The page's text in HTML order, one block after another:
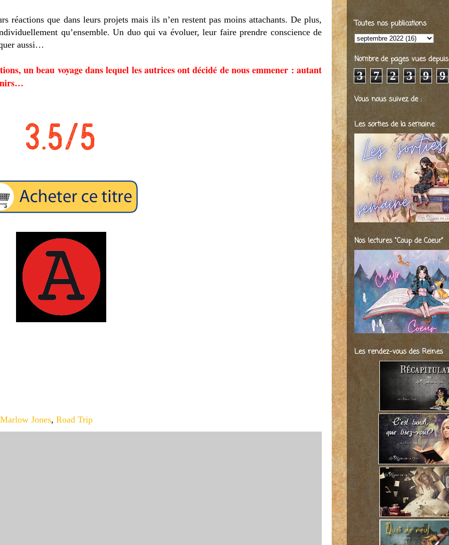
réactions que dans leurs projets mais ils n’en restent pas moins attachants. De plus,
qu’ensemble. Un duo qui va évoluer, leur faire prendre conscience de
aussi…
un beau voyage dans lequel les autrices ont décidé de nous emmener : autant
Marlow Jones, Road Trip
Toutes nos publications
Nombre de pages vues depuis
3 7 2 3 9 9
Vous nous suivez de :
Les sorties de la semaine
Nos lectures "Coup de Coeur"
Les rendez-vous des Reines